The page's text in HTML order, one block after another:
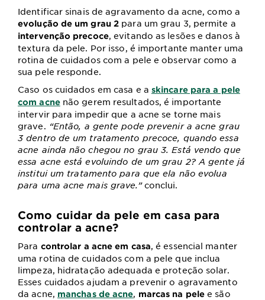
Identificar sinais de agravamento da acne, como a
evolução de um grau 2 para um grau 3, permite a
intervenção precoce, evitando as lesões e danos à
textura da pele. Por isso, é importante manter uma
rotina de cuidados com a pele e observar como a
sua pele responde.
Caso os cuidados em casa e a skincare para a pele
com acnenão gerem resultados, é importante
intervir para impedir que a acne se torne mais
grave. “Então, a gente pode prevenir a acne grau
3 dentro de um tratamento precoce, quando essa
acne ainda não chegou no grau 3. Está vendo que
essa acne está evoluindo de um grau 2? A gente já
institui um tratamento para que ela não evolua
para uma acne mais grave.”conclui.
Como cuidar da pele em casa para
controlar a acne?
Para controlar a acne em casa, é essencial manter
uma rotina de cuidados com a pele que inclua
limpeza, hidratação adequada e proteção solar.
Esses cuidados ajudam a prevenir o agravamento
da acne, manchas de acne, marcas na pele e são